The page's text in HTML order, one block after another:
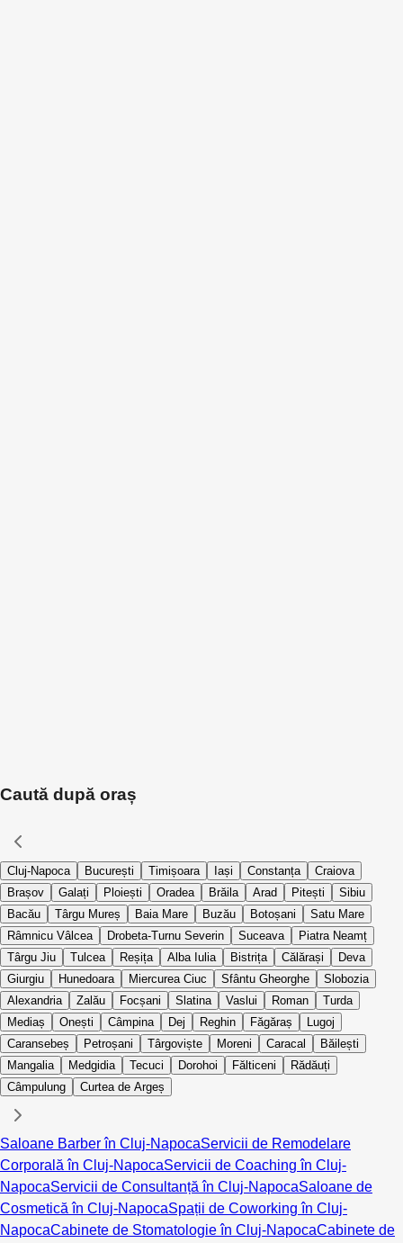
Caută după oraș
Cluj-Napoca București Timișoara Iași Constanța
Craiova
Brașov
Galați Ploiești Oradea Brăila Arad Pitești
Sibiu
Bacău
Târgu Mureș Baia Mare Buzău Botoșani
Satu Mare
Râmnicu Vâlcea
Drobeta-Turnu Severin Suceava
Piatra Neamț
Târgu Jiu
Tulcea Reșița Alba Iulia Bistrița Călărași
Deva
Giurgiu
Hunedoara Miercurea Ciuc Sfântu Gheorghe
Slobozia
Alexandria
Zalău Focșani Slatina Vaslui Roman
Turda
Mediaș
Onești Câmpina Dej Reghin Făgăraș
Lugoj
Caransebeș
Petroșani Târgoviște Moreni Caracal
Băilești
Mangalia
Medgidia Tecuci Dorohoi Fălticeni
Rădăuți
Câmpulung
Curtea de Argeș
Saloane Barber în Cluj-NapocaServicii de Remodelare
Corporală în Cluj-NapocaServicii de Coaching în Cluj-
NapocaServicii de Consultanță în Cluj-NapocaSaloane de
Cosmetică în Cluj-NapocaSpații de Coworking în Cluj-
NapocaCabinete de Stomatologie în Cluj-NapocaCabinete de